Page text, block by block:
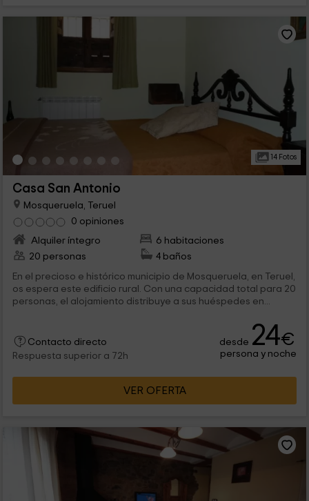
14 Fotos
Casa San Antonio
Mosqueruela, Teruel
0 opiniones
Alquiler íntegro
6 habitaciones
20 personas
4 baños
En el precioso e histórico municipio de Mosqueruela, en Teruel,
os espera este edificio rural. Con una capacidad total para 20
personas, el alojamiento distribuye a sus huéspedes en...
Contacto directo
Respuesta superior a 72h
desde 24€
persona y noche
VER OFERTA